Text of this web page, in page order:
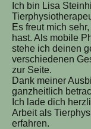
Ich bin Lisa
Es freut mich
hast. Als mobile
stehe ich deinen
verschiedenen
zur Seite.
Dank meiner
ganzheitlich
Ich lade dich
Arbeit als
erfahren.